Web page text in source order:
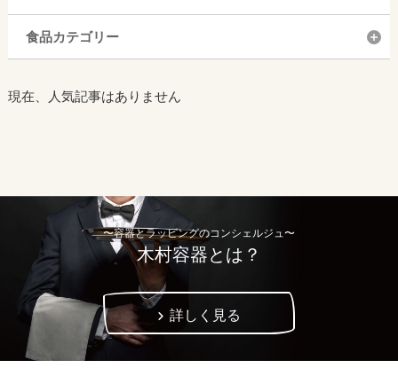
食品カテゴリー
現在、人気記事はありません
〜容器とラッピングのコンシェルジュ〜
木村容器とは？
詳しく見る